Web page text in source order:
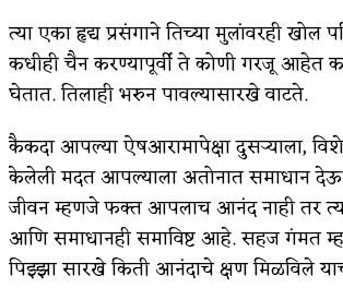
त्या एका हृद्य प्रसंगाने तिच्या मुलांवरही खोल
कधीही चैन करण्यापूर्वी ते कोणी गरजू आहेत
घेतात. तिलाही भरुन पावल्यासारखे वाटते.
कैकदा आपल्या ऐषआरामापेक्षा दुसऱ्याला,
केलेली मदत आपल्याला अतोनात समाधान
जीवन म्हणजे फक्त आपलाच आनंद नाही तर
आणि समाधानही समाविष्ट आहे. सहज गंमत
पिझ्झा सारखे किती आनंदाचे क्षण मिळविले